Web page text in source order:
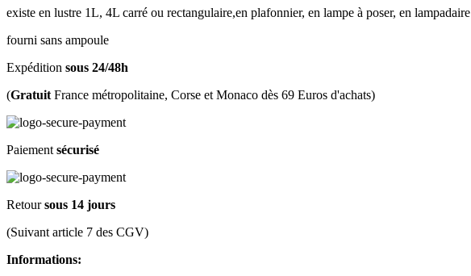
existe en lustre 1L, 4L carré ou rectangulaire,en plafonnier, en lampe à poser, en lampadaire
fourni sans ampoule
Expédition sous 24/48h
(Gratuit France métropolitaine, Corse et Monaco dès 69 Euros d'achats)
Paiement sécurisé
Retoursous 14 jours
(Suivant article 7 des CGV)
Informations: